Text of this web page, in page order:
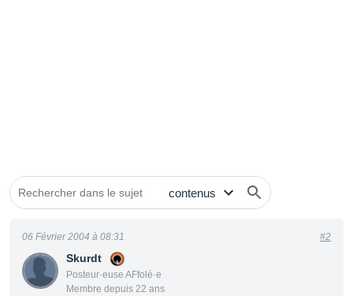
Skurdt
Posteur·euse AFfolé·e
Membre depuis 22 ans
06 Février 2004 à 08:31 #2